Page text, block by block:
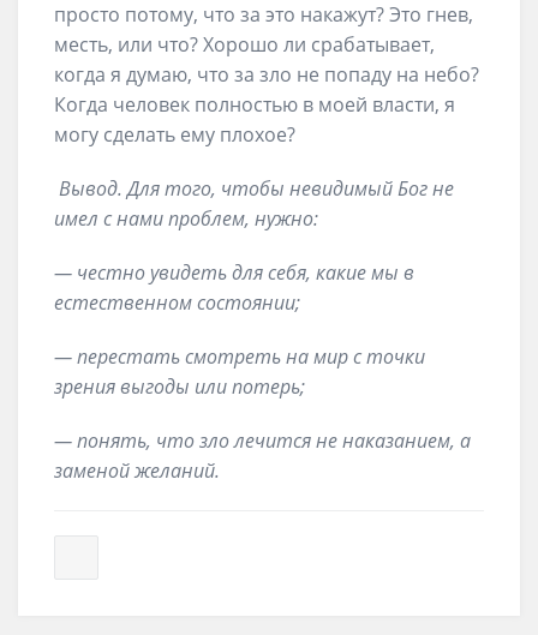
просто потому, что за это накажут? Это гнев,
месть, или что? Хорошо ли срабатывает,
когда я думаю, что за зло не попаду на небо?
Когда человек полностью в моей власти, я
могу сделать ему плохое?
Вывод. Для того, чтобы невидимый Бог не
имел с нами проблем, нужно:
— честно увидеть для себя, какие мы в
естественном состоянии;
— перестать смотреть на мир с точки
зрения выгоды или потерь;
— понять, что зло лечится не наказанием, а
заменой желаний.